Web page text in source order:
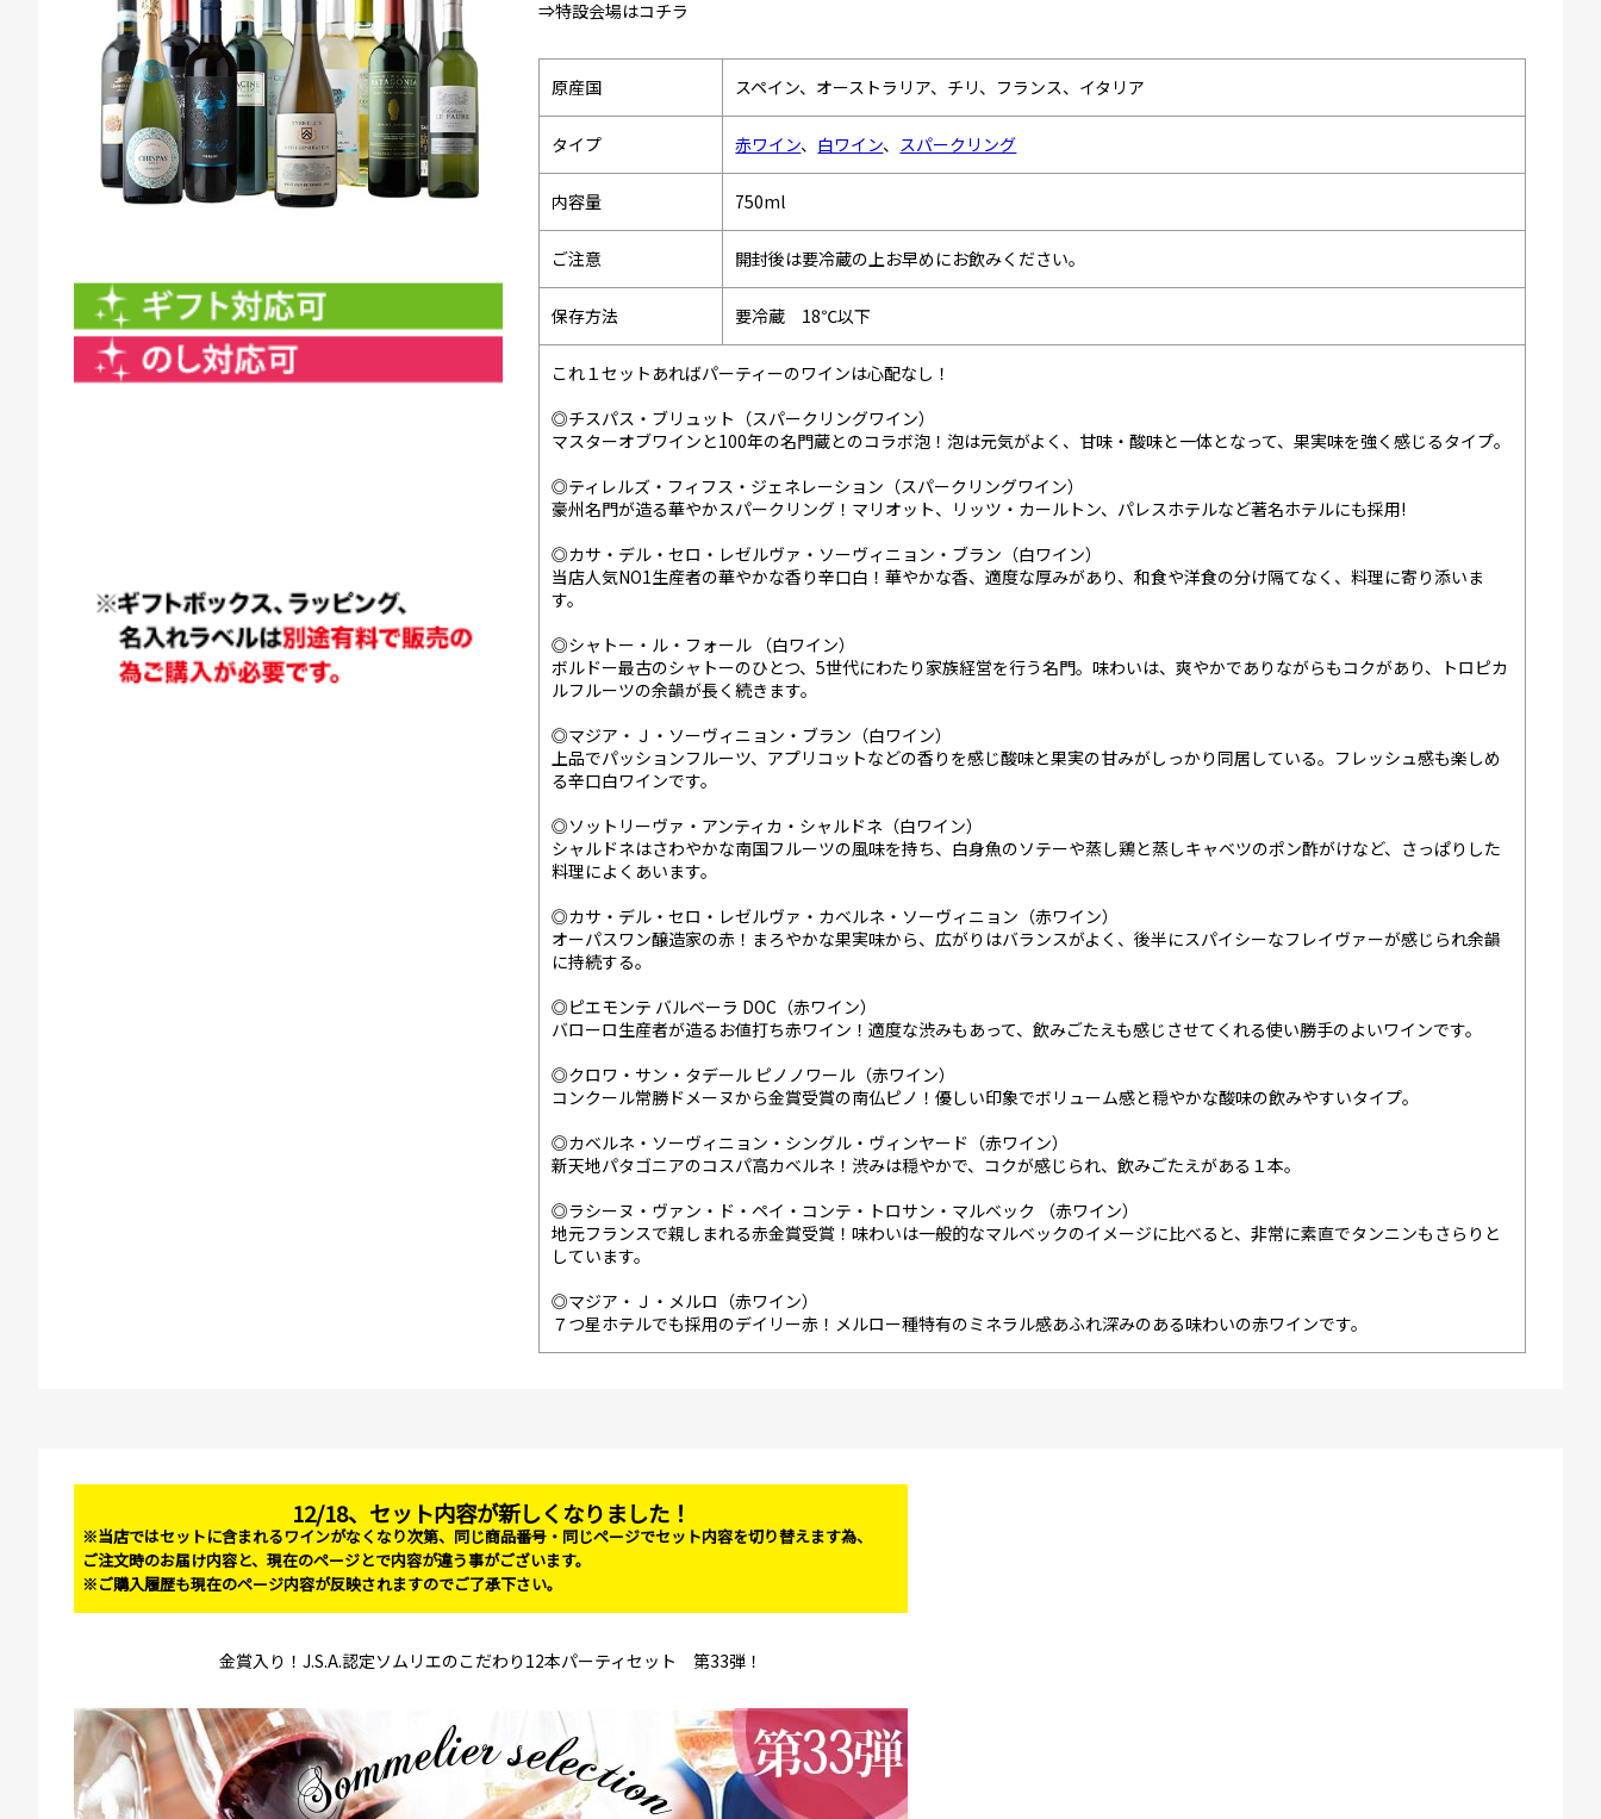
⇒特設会場はコチラ
原産国 スペイン、オーストラリア、チリ、フランス、イタリア
タイプ 赤ワイン、 白ワイン、 スパークリング
内容量 750ml
ご注意 開封後は要冷蔵の上お早めにお飲みください。
保存方法 要冷蔵 18℃以下
これ１セットあればパーティーのワインは心配なし！
◎チスパス・ブリュット（スパークリングワイン）
マスターオブワインと100年の名門蔵とのコラボ泡！泡は元気がよく、甘味・酸味と一体となって、果実味を強く感じるタイプ。
◎ティレルズ・フィフス・ジェネレーション（スパークリングワイン）
豪州名門が造る華やかスパークリング！マリオット、リッツ・カールトン、パレスホテルなど著名ホテルにも採用!
◎カサ・デル・セロ・レゼルヴァ・ソーヴィニョン・ブラン（白ワイン）
当店人気NO1生産者の華やかな香り辛口白！華やかな香、適度な厚みがあり、和食や洋食の分け隔てなく、料理に寄り添いま
す。
◎シャトー・ル・フォール （白ワイン）
ボルドー最古のシャトーのひとつ、5世代にわたり家族経営を行う名門。味わいは、爽やかでありながらもコクがあり、トロピカ
ルフルーツの余韻が長く続きます。
◎マジア・Ｊ・ソーヴィニョン・ブラン（白ワイン）
上品でパッションフルーツ、アプリコットなどの香りを感じ酸味と果実の甘みがしっかり同居している。フレッシュ感も楽しめ
る辛口白ワインです。
◎ソットリーヴァ・アンティカ・シャルドネ（白ワイン）
シャルドネはさわやかな南国フルーツの風味を持ち、白身魚のソテーや蒸し鶏と蒸しキャベツのポン酢がけなど、さっぱりした
料理によくあいます。
◎カサ・デル・セロ・レゼルヴァ・カベルネ・ソーヴィニョン（赤ワイン）
オーパスワン醸造家の赤！まろやかな果実味から、広がりはバランスがよく、後半にスパイシーなフレイヴァーが感じられ余韻
に持続する。
◎ピエモンテ バルベーラ DOC（赤ワイン）
バローロ生産者が造るお値打ち赤ワイン！適度な渋みもあって、飲みごたえも感じさせてくれる使い勝手のよいワインです。
◎クロワ・サン・タデール ピノノワール（赤ワイン）
コンクール常勝ドメーヌから金賞受賞の南仏ピノ！優しい印象でボリューム感と穏やかな酸味の飲みやすいタイプ。
◎カベルネ・ソーヴィニョン・シングル・ヴィンヤード（赤ワイン）
新天地パタゴニアのコスパ高カベルネ！渋みは穏やかで、コクが感じられ、飲みごたえがある１本。
◎ラシーヌ・ヴァン・ド・ペイ・コンテ・トロサン・マルベック （赤ワイン）
地元フランスで親しまれる赤金賞受賞！味わいは一般的なマルベックのイメージに比べると、非常に素直でタンニンもさらりと
しています。
◎マジア・Ｊ・メルロ（赤ワイン）
７つ星ホテルでも採用のデイリー赤！メルロー種特有のミネラル感あふれ深みのある味わいの赤ワインです。
12/18、セット内容が新しくなりました！
※当店ではセットに含まれるワインがなくなり次第、同じ商品番号・同じページでセット内容を切り替えます為、
ご注文時のお届け内容と、現在のページとで内容が違う事がございます。
※ご購入履歴も現在のページ内容が反映されますのでご了承下さい。
金賞入り！J.S.A.認定ソムリエのこだわり12本パーティセット 第33弾！